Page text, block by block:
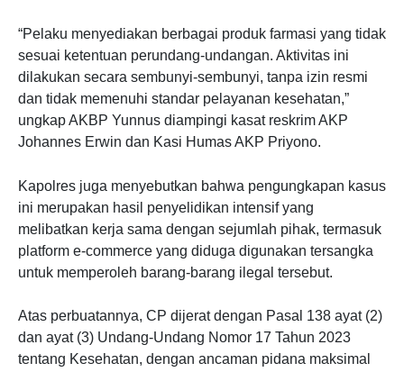
“Pelaku menyediakan berbagai produk farmasi yang tidak
sesuai ketentuan perundang-undangan. Aktivitas ini
dilakukan secara sembunyi-sembunyi, tanpa izin resmi
dan tidak memenuhi standar pelayanan kesehatan,”
ungkap AKBP Yunnus diampingi kasat reskrim AKP
Johannes Erwin dan Kasi Humas AKP Priyono.
Kapolres juga menyebutkan bahwa pengungkapan kasus
ini merupakan hasil penyelidikan intensif yang
melibatkan kerja sama dengan sejumlah pihak, termasuk
platform e-commerce yang diduga digunakan tersangka
untuk memperoleh barang-barang ilegal tersebut.
Atas perbuatannya, CP dijerat dengan Pasal 138 ayat (2)
dan ayat (3) Undang-Undang Nomor 17 Tahun 2023
tentang Kesehatan, dengan ancaman pidana maksimal